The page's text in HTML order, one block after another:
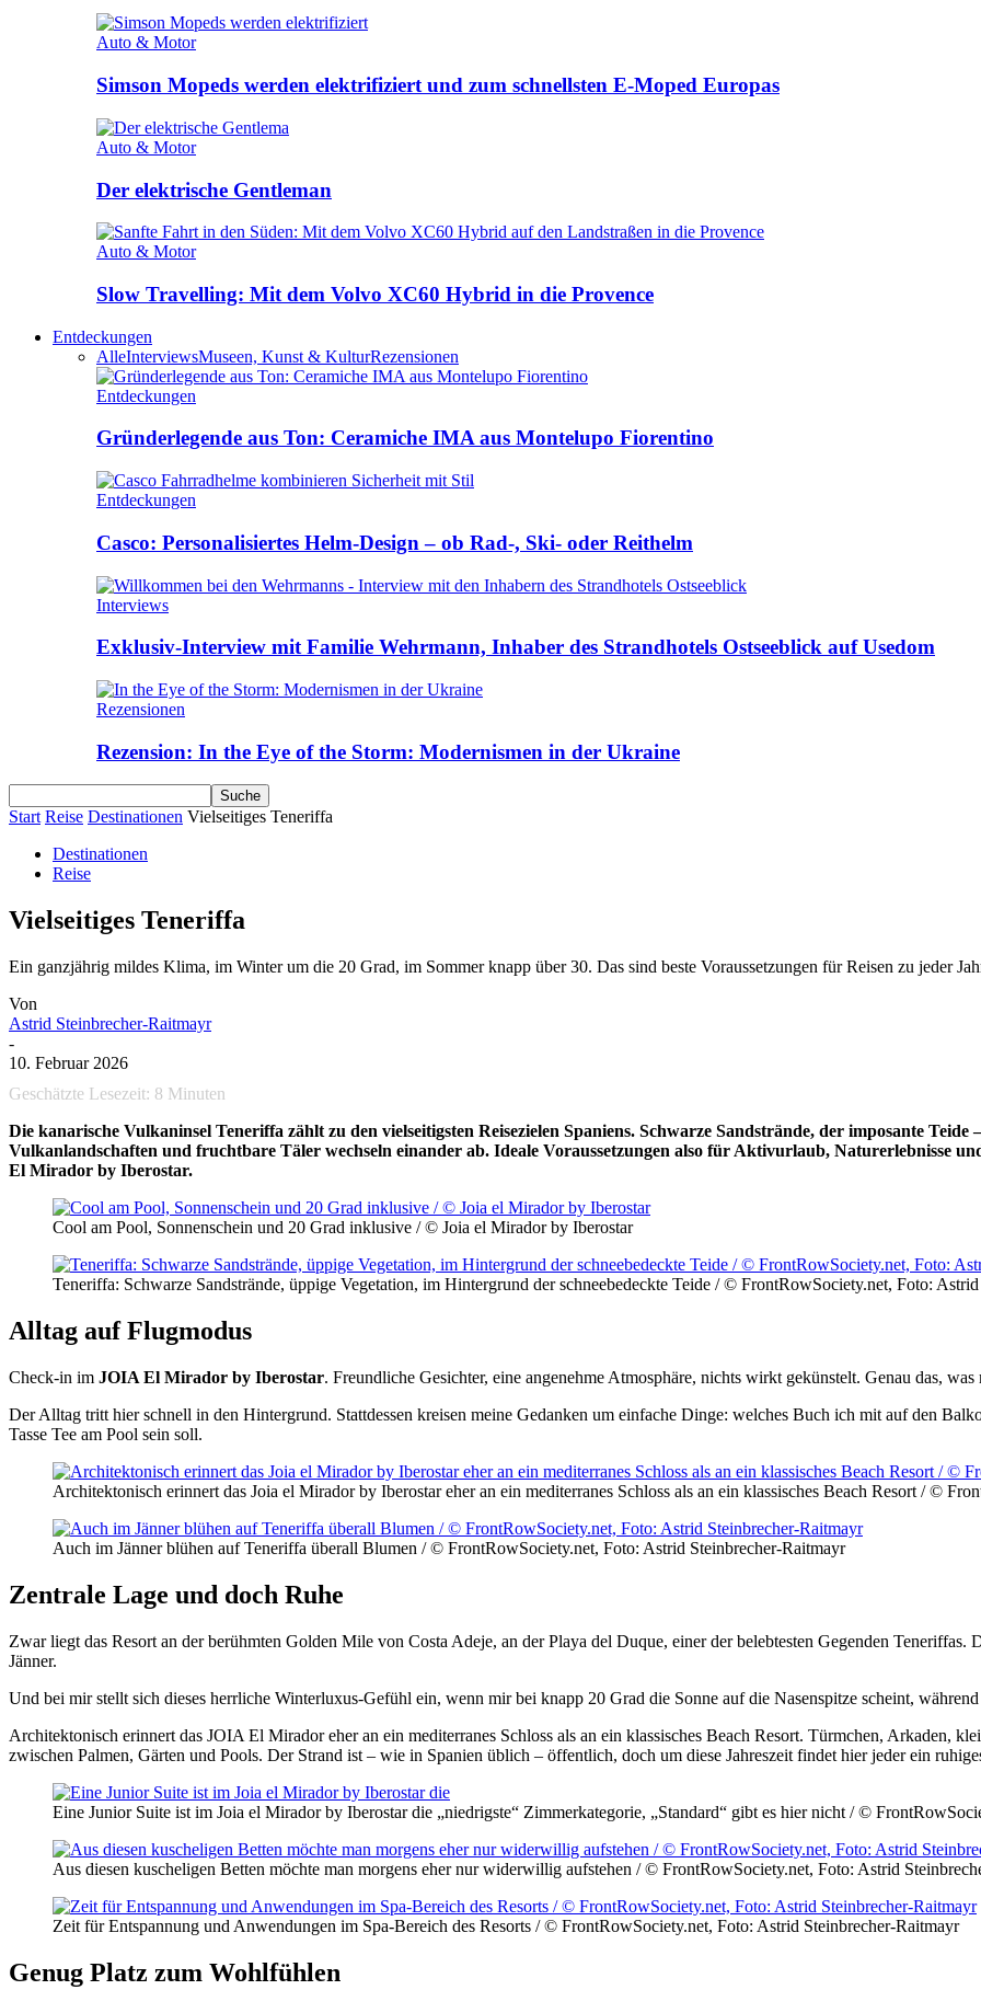
Auto & Motor
Simson Mopeds werden elektrifiziert und zum schnellsten E-Moped Europas
Auto & Motor
Der elektrische Gentleman
Auto & Motor
Slow Travelling: Mit dem Volvo XC60 Hybrid in die Provence
Entdeckungen
AlleInterviewsMuseen, Kunst & KulturRezensionen
Entdeckungen
Gründerlegende aus Ton: Ceramiche IMA aus Montelupo Fiorentino
Entdeckungen
Casco: Personalisiertes Helm-Design – ob Rad-, Ski- oder Reithelm
Interviews
Exklusiv-Interview mit Familie Wehrmann, Inhaber des Strandhotels Ostseeblick auf Usedom
Rezensionen
Rezension: In the Eye of the Storm: Modernismen in der Ukraine
Start Reise Destinationen Vielseitiges Teneriffa
Destinationen
Reise
Vielseitiges Teneriffa
Ein ganzjährig mildes Klima, im Winter um die 20 Grad, im Sommer knapp über 30. Das sind beste Voraussetzungen für Reisen zu jeder
Von
Astrid Steinbrecher-Raitmayr
-
10. Februar 2026
Geschätzte Lesezeit: 8 Minuten
Die kanarische Vulkaninsel Teneriffa zählt zu den vielseitigsten Reisezielen Spaniens. Schwarze Sandstrände, der imposante Teide
Vulkanlandschaften und fruchtbare Täler wechseln einander ab. Ideale Voraussetzungen also für Aktivurlaub, Naturerlebnisse
El Mirador by Iberostar.
Cool am Pool, Sonnenschein und 20 Grad inklusive / © Joia el Mirador by Iberostar
Teneriffa: Schwarze Sandstrände, üppige Vegetation, im Hintergrund der schneebedeckte Teide / © FrontRowSociety.net, Foto:
Alltag auf Flugmodus
Check-in im JOIA El Mirador by Iberostar. Freundliche Gesichter, eine angenehme Atmosphäre, nichts wirkt gekünstelt. Genau das,
Der Alltag tritt hier schnell in den Hintergrund. Stattdessen kreisen meine Gedanken um einfache Dinge: welches Buch ich mit auf den
Tasse Tee am Pool sein soll.
Architektonisch erinnert das Joia el Mirador by Iberostar eher an ein mediterranes Schloss als an ein klassisches Beach Resort / ©
Auch im Jänner blühen auf Teneriffa überall Blumen / © FrontRowSociety.net, Foto: Astrid Steinbrecher-Raitmayr
Zentrale Lage und doch Ruhe
Zwar liegt das Resort an der berühmten Golden Mile von Costa Adeje, an der Playa del Duque, einer der belebtesten Gegenden
Jänner.
Und bei mir stellt sich dieses herrliche Winterluxus-Gefühl ein, wenn mir bei knapp 20 Grad die Sonne auf die Nasenspitze scheint,
Architektonisch erinnert das JOIA El Mirador eher an ein mediterranes Schloss als an ein klassisches Beach Resort. Türmchen, Arkaden,
zwischen Palmen, Gärten und Pools. Der Strand ist – wie in Spanien üblich – öffentlich, doch um diese Jahreszeit findet hier jeder ein
Eine Junior Suite ist im Joia el Mirador by Iberostar die „niedrigste“ Zimmerkategorie, „Standard“ gibt es hier nicht / ©
Aus diesen kuscheligen Betten möchte man morgens eher nur widerwillig aufstehen / © FrontRowSociety.net, Foto: Astrid
Zeit für Entspannung und Anwendungen im Spa-Bereich des Resorts / © FrontRowSociety.net, Foto: Astrid Steinbrecher-Raitmayr
Genug Platz zum Wohlfühlen